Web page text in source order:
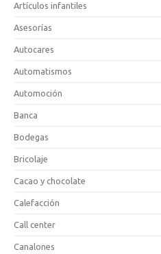
Artículos infantiles
Asesorías
Autocares
Automatismos
Automoción
Banca
Bodegas
Bricolaje
Cacao y chocolate
Calefacción
Call center
Canalones